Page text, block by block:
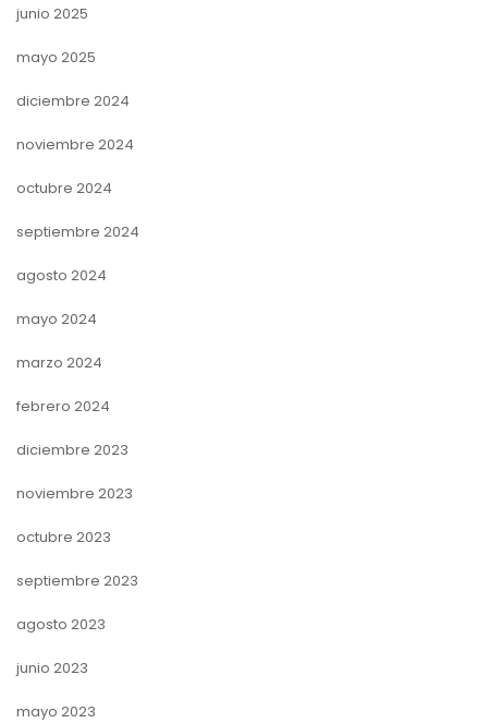
junio 2025
mayo 2025
diciembre 2024
noviembre 2024
octubre 2024
septiembre 2024
agosto 2024
mayo 2024
marzo 2024
febrero 2024
diciembre 2023
noviembre 2023
octubre 2023
septiembre 2023
agosto 2023
junio 2023
mayo 2023